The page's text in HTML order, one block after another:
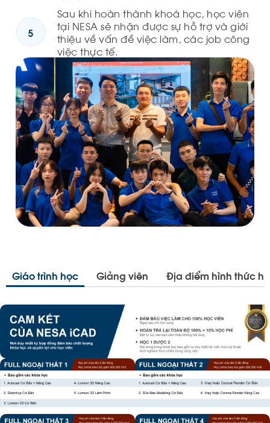
Sau khi hoàn thành khoá học, học viên
tại NESA sẽ nhận được sự hỗ trợ và giới
thiệu về vấn đề việc làm, các job công
việc thực tế.
Giáo trình học Giảng viên Địa điểm hình thức